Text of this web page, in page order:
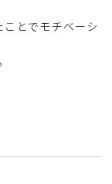
とでモチベーシ